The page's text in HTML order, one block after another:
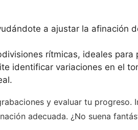
a ajustar la afinación
rítmicas, ideales para
identificar variaciones en el
y evaluar tu progreso.
adecuada. ¿No suena